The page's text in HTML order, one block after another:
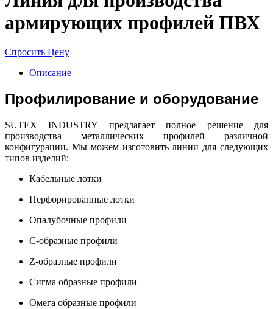
армирующих профилей ПВХ
Спросить Цену
Описание
Профилирование и оборудование
SUTEX INDUSTRY предлагает полное решение для
производства металлических профилей различной
конфигурации. Мы можем изготовить линии для следующих
типов изделий:
Кабельные лотки
Перфорированные лотки
Опалубочные профили
С-образные профили
Z-образные профили
Сигма образные профили
Омега образные профили